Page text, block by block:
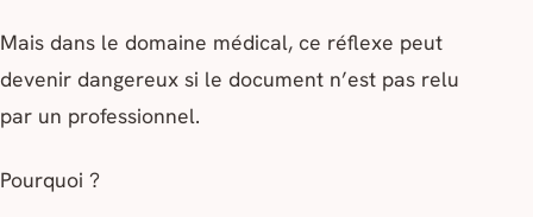
Mais dans le domaine médical, ce réflexe peut
devenir dangereux si le document n’est pas relu
par un professionnel.
Pourquoi ?